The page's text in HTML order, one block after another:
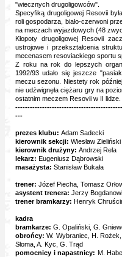
"wiecznych drugoligowców".
Specyfiką drugoligowej Resovii
roli gospodarza, biało-czerwoni
na meczach wyjazdowych (48
Kłopoty drugoligowej Resovii
ustrojowe i przekształcenia
mecenasem resoviackiego sportu
Z roku na rok do lepszych
1992/93 udało się jeszcze
meczu sezonu. Niestety rok
nie udźwignęła ciężaru gry na
ostatnim meczem Resovii w II lidze.
---
prezes klubu: Adam Sadecki
kierownik sekcji: Wiesław Zieliński
kierownik drużyny: Andrzej Rela
lekarz: Eugeniusz Dąbrowski
masażysta: Stanisław Bukała
trener: Józef Piecha, Tomasz
asystent trenera: Jerzy
trener bramkarzy: Henryk
kadra
bramkarze: G. Opaliński, G.
obrońcy:W. Wybraniec, H.
Słoma, A. Kyc, G. Trąd
pomocnicy i napastnicy: M.